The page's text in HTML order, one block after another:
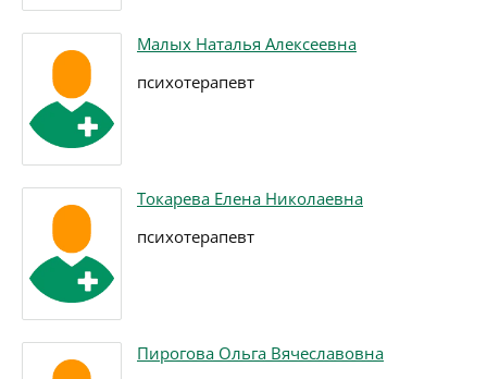
Малых Наталья Алексеевна
психотерапевт
Токарева Елена Николаевна
психотерапевт
Пирогова Ольга Вячеславовна